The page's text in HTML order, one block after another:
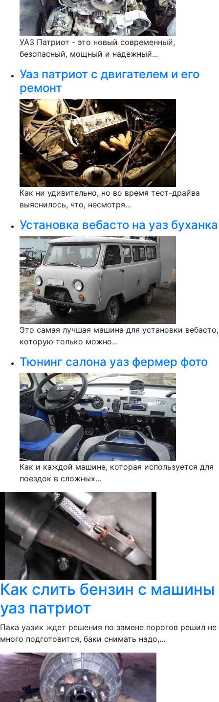
УАЗ Патриот - это новый современный,
безопасный, мощный и надежный...
Уаз патриот с двигателем и его
ремонт
Как ни удивительно, но во время тест-драйва
выяснилось, что, несмотря...
Установка вебасто на уаз буханка
Это самая лучшая машина для установки вебасто,
которую только можно...
Тюнинг салона уаз фермер фото
Как и каждой машине, которая используется для
поездок в сложных...
Как слить бензин с машины
уаз патриот
Пака уазик ждет решения по замене порогов решил не
много подготовится, баки снимать надо,...